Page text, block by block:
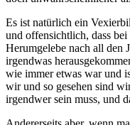
Es ist natürlich ein
und offensichtlich, dass
Herumgelebe nach all den
irgendwas
wie immer etwas war und
wir und so gesehen sind
irgendwer sein muss, und